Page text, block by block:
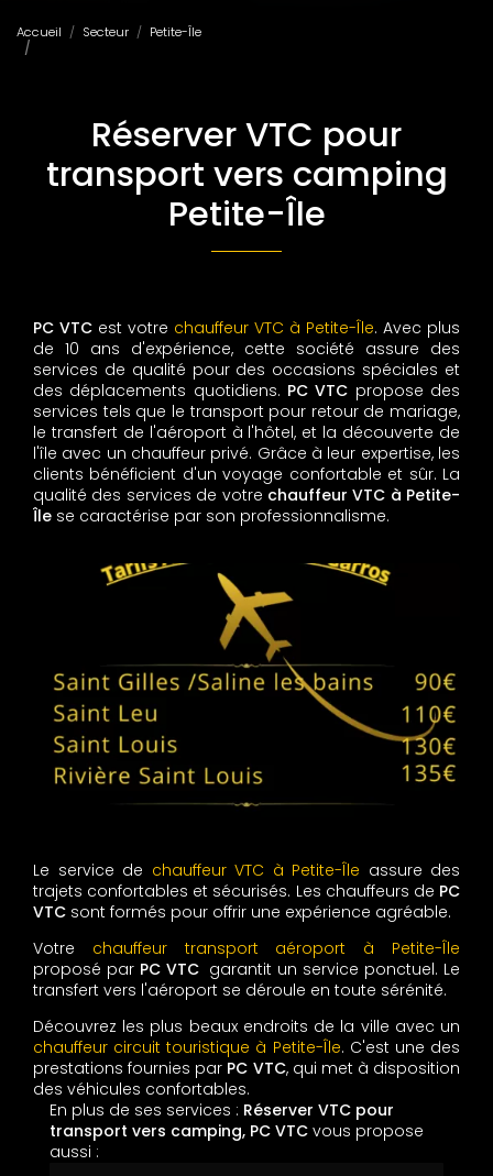
Accueil Secteur
Petite-Île
Réserver VTC pour
transport vers camping
Petite-Île
PC VTC est votre chauffeur VTC à Petite-Île. Avec plus
de 10 ans d'expérience, cette société assure des
services de qualité pour des occasions spéciales et
des déplacements quotidiens. PC VTC propose des
services tels que le transport pour retour de mariage,
le transfert de l'aéroport à l'hôtel, et la découverte de
l'île avec un chauffeur privé. Grâce à leur expertise, les
clients bénéficient d'un voyage confortable et sûr. La
qualité des services de votre chauffeur VTC à Petite-
Île se caractérise par son professionnalisme.
Le service de chauffeur VTC à Petite-Île assure des
trajets confortables et sécurisés. Les chauffeurs de PC
VTC sont formés pour offrir une expérience agréable.
Votre chauffeur transport aéroport à Petite-Île
proposé par PC VTC garantit un service ponctuel. Le
transfert vers l'aéroport se déroule en toute sérénité.
Découvrez les plus beaux endroits de la ville avec un
chauffeur circuit touristique à Petite-Île. C'est une des
prestations fournies par PC VTC, qui met à disposition
des véhicules confortables.
En plus de ses services : Réserver VTC pour
transport vers camping, PC VTC vous propose
aussi :